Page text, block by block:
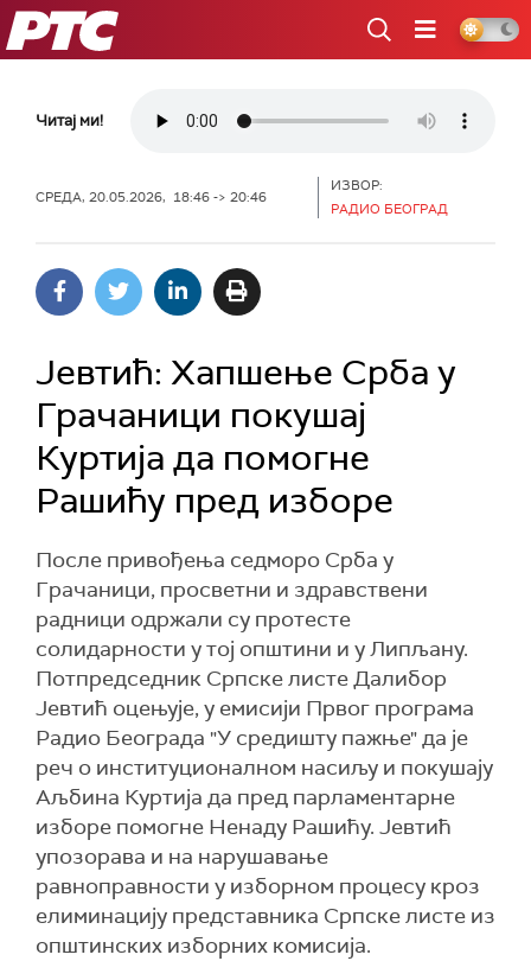
РТС
Читај ми!
СРЕДА, 20.05.2026, 18:46 -> 20:46
ИЗВОР:
РАДИО БЕОГРАД
Јевтић: Хапшење Срба у
Грачаници покушај
Куртија да помогне
Рашићу пред изборе
После привођења седморо Срба у
Грачаници, просветни и здравствени
радници одржали су протесте
солидарности у тој општини и у Липљану.
Потпредседник Српске листе Далибор
Јевтић оцењује, у емисији Првог програма
Радио Београда "У средишту пажње" да је
реч о институционалном насиљу и покушају
Аљбина Куртија да пред парламентарне
изборе помогне Ненаду Рашићу. Јевтић
упозорава и на нарушавање
равноправности у изборном процесу кроз
елиминацију представника Српске листе из
општинских изборних комисија.